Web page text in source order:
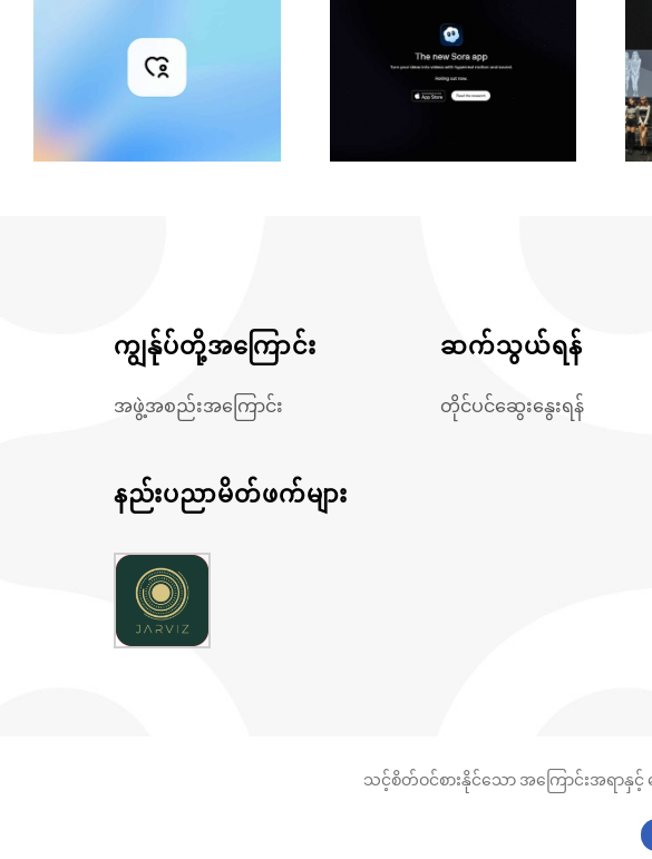
သင့်စိတ်ဝင်စားနိုင်သော အကြောင်းအရာနှင့်
ကျွန်ုပ်တို့အကြောင်း
အဖွဲ့အစည်းအကြောင်း
နည်းပညာမိတ်ဖက်များ
ဆက်သွယ်ရန်
တိုင်ပင်ဆွေးနွေးရန်